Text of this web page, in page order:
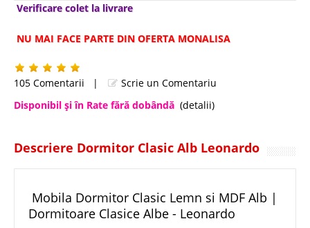
Verificare colet la livrare
NU MAI FACE PARTE DIN OFERTA MONALISA
105 Comentarii |
Scrie un Comentariu
Disponibil şi în Rate fără dobândă (detalii)
Descriere Dormitor Clasic Alb Leonardo
Mobila Dormitor Clasic Lemn si MDF Alb |
Dormitoare Clasice Albe - Leonardo